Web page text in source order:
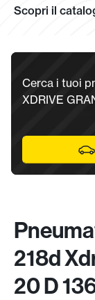
Scopri il
Cerca i tuoi
XDRIVE
218d
20 D